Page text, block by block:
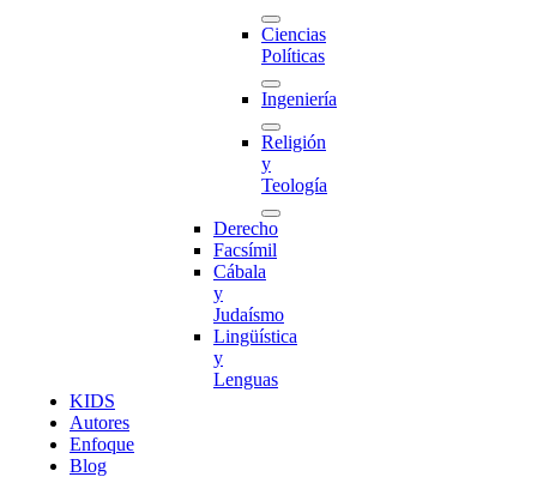
Ciencias
Políticas
Ingeniería
Religión
y
Teología
Derecho
Facsímil
Cábala
y
Judaísmo
Lingüística
y
Lenguas
KIDS
Autores
Enfoque
Blog